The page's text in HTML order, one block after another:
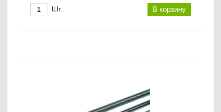
В корзину
Шт.